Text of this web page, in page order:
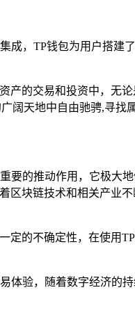
成，TP钱包为用户搭建
的交易和投资中，无论
阔天地中自由驰骋,寻找
要的推动作用，它极大
块链技术和相关产业
定的不确定性，在使用
体验，随着数字经济的